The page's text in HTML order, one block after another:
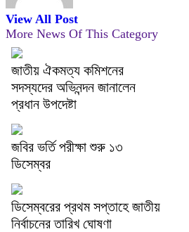
View All Post
More News Of This Category
জাতীয় ঐকমত্য কমিশনের
সদস্যদের অভিনন্দন জানালেন
প্রধান উপদেষ্টা
জবির ভর্তি পরীক্ষা শুরু ১৩
ডিসেম্বর
ডিসেম্বরের প্রথম সপ্তাহে জাতীয়
নির্বাচনের তারিখ ঘোষণা